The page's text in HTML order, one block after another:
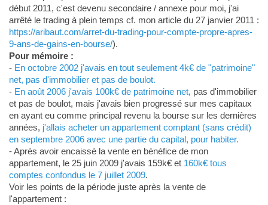
début 2011, c'est devenu secondaire / annexe pour moi, j'ai
arrêté le trading à plein temps cf. mon article du 27 janvier 2011 :
https://aribaut.com/arret-du-trading-pour-compte-propre-apres-
9-ans-de-gains-en-bourse/).
Pour mémoire :
- En octobre 2002 j'avais en tout seulement 4k€ de "patrimoine"
net, pas d'immobilier et pas de boulot.
- En août 2006 j'avais 100k€ de patrimoine net, pas d'immobilier
et pas de boulot, mais j'avais bien progressé sur mes capitaux
en ayant eu comme principal revenu la bourse sur les dernières
années, j'allais acheter un appartement comptant (sans crédit)
en septembre 2006 avec une partie du capital, pour habiter.
- Après avoir encaissé la vente en bénéfice de mon
appartement, le 25 juin 2009 j'avais 159k€ et 160k€ tous
comptes confondus le 7 juillet 2009.
Voir les points de la période juste après la vente de
l'appartement :